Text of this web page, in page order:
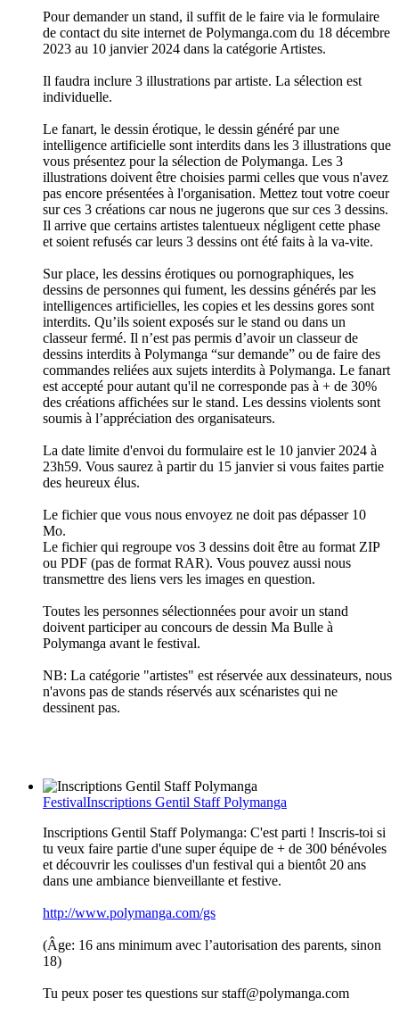
Pour demander un stand, il suffit de le faire via le formulaire
de contact du site internet de Polymanga.com du 18 décembre
2023 au 10 janvier 2024 dans la catégorie Artistes.
Il faudra inclure 3 illustrations par artiste. La sélection est
individuelle.
Le fanart, le dessin érotique, le dessin généré par une
intelligence artificielle sont interdits dans les 3 illustrations que
vous présentez pour la sélection de Polymanga. Les 3
illustrations doivent être choisies parmi celles que vous n'avez
pas encore présentées à l'organisation. Mettez tout votre coeur
sur ces 3 créations car nous ne jugerons que sur ces 3 dessins.
Il arrive que certains artistes talentueux négligent cette phase
et soient refusés car leurs 3 dessins ont été faits à la va-vite.
Sur place, les dessins érotiques ou pornographiques, les
dessins de personnes qui fument, les dessins générés par les
intelligences artificielles, les copies et les dessins gores sont
interdits. Qu’ils soient exposés sur le stand ou dans un
classeur fermé. Il n’est pas permis d’avoir un classeur de
dessins interdits à Polymanga “sur demande” ou de faire des
commandes reliées aux sujets interdits à Polymanga. Le fanart
est accepté pour autant qu'il ne corresponde pas à + de 30%
des créations affichées sur le stand. Les dessins violents sont
soumis à l’appréciation des organisateurs.
La date limite d'envoi du formulaire est le 10 janvier 2024 à
23h59. Vous saurez à partir du 15 janvier si vous faites partie
des heureux élus.
Le fichier que vous nous envoyez ne doit pas dépasser 10
Mo.
Le fichier qui regroupe vos 3 dessins doit être au format ZIP
ou PDF (pas de format RAR). Vous pouvez aussi nous
transmettre des liens vers les images en question.
Toutes les personnes sélectionnées pour avoir un stand
doivent participer au concours de dessin Ma Bulle à
Polymanga avant le festival.
NB: La catégorie "artistes" est réservée aux dessinateurs, nous
n'avons pas de stands réservés aux scénaristes qui ne
dessinent pas.
FestivalInscriptions Gentil Staff Polymanga
Inscriptions Gentil Staff Polymanga: C'est parti ! Inscris-toi si
tu veux faire partie d'une super équipe de + de 300 bénévoles
et découvrir les coulisses d'un festival qui a bientôt 20 ans
dans une ambiance bienveillante et festive.
http://www.polymanga.com/gs
(Âge: 16 ans minimum avec l’autorisation des parents, sinon
18)
Tu peux poser tes questions sur staff@polymanga.com